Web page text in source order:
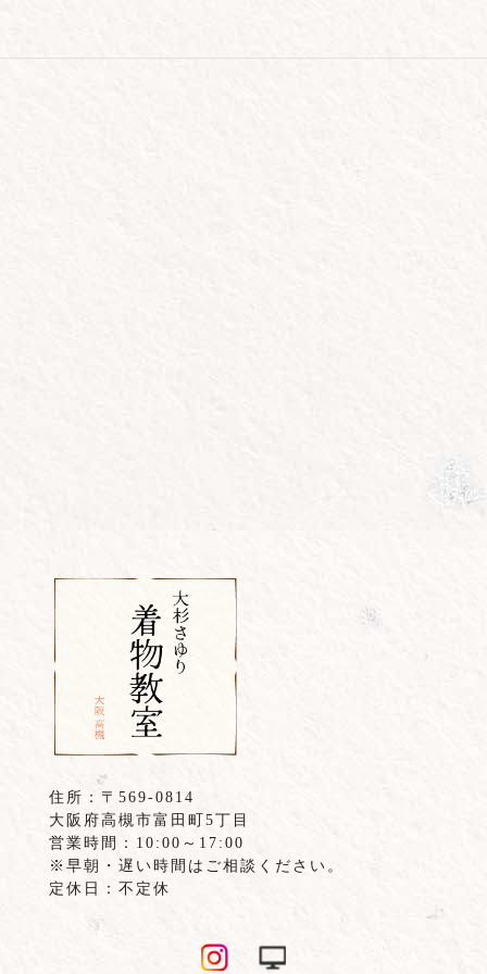
住所：〒569-0814
大阪府高槻市富田町5丁目
営業時間：10:00～17:00
※早朝・遅い時間はご相談ください。
定休日：不定休